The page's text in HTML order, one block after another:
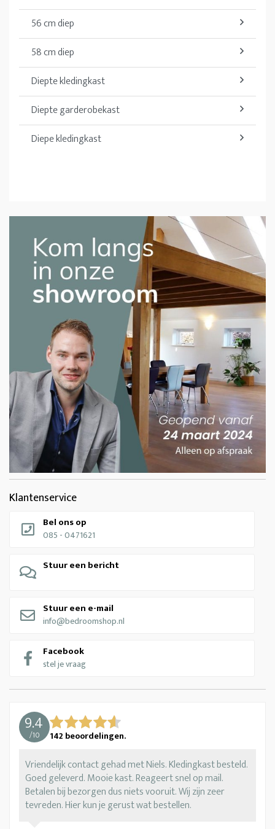
Klantenservice
Bel ons op
085 - 0471621
Stuur een bericht
Stuur een e-mail
info@bedroomshop.nl
Facebook
stel je vraag
9.4
/10 142 beoordelingen.
Vriendelijk contact gehad met Niels. Kledingkast besteld.
Goed geleverd. Mooie kast. Reageert snel op mail.
Betalen bij bezorgen dus niets vooruit. Wij zijn zeer
tevreden. Hier kun je gerust wat bestellen.
56 cm diep
58 cm diep
Diepte kledingkast
Diepte garderobekast
Diepe kledingkast